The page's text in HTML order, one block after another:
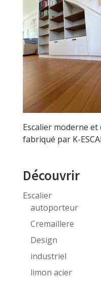
Escalier moderne
fabriqué par K-
Découvrir
Escalier
autoporteur
Cremaillere
Design
industriel
limon acier